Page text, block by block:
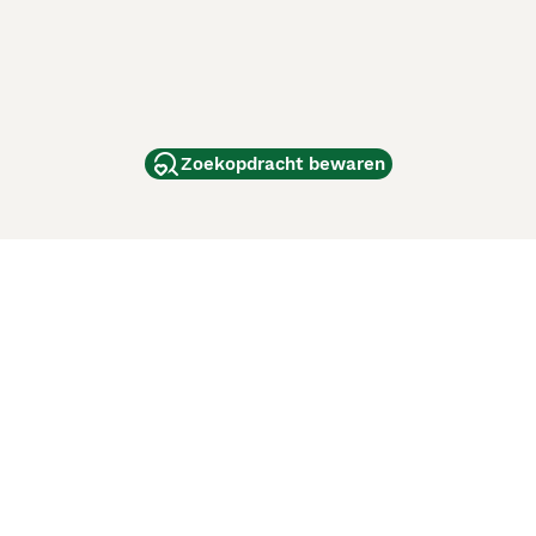
Zoekopdracht bewaren